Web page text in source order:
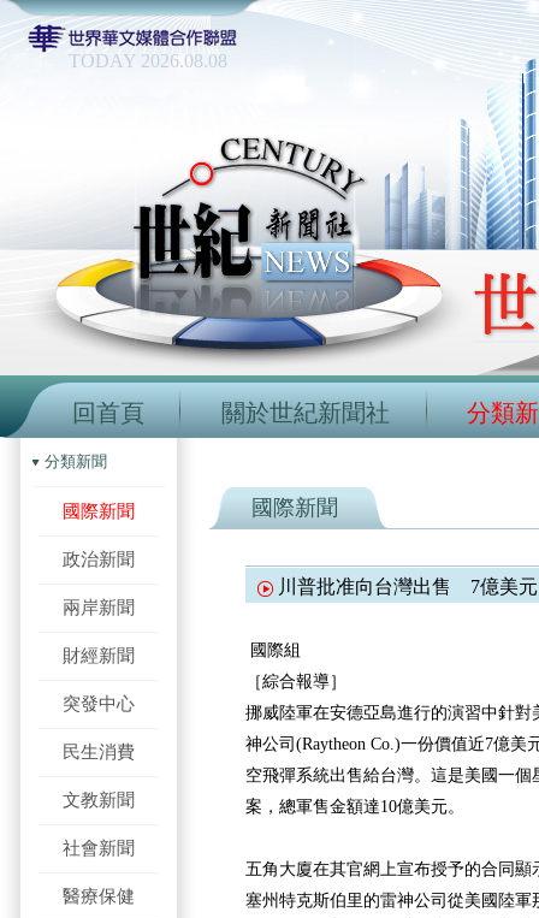
TODAY 2026.08.08
回首頁 關於世紀新聞社 分類
分類新聞
國際新聞
政治新聞
兩岸新聞
財經新聞
突發中心
民生消費
文教新聞
社會新聞
醫療保健
國際新聞
川普批准向台灣出售 7億美
國際組
［綜合報導］
挪威陸軍在安德亞島進行的演習中針
神公司(Raytheon Co.)一份價值近7億美
空飛彈系統出售給台灣。這是美國一
案，總軍售金額達10億美元。
五角大廈在其官網上宣布授予的合同顯
塞州特克斯伯里的雷神公司從美國陸軍